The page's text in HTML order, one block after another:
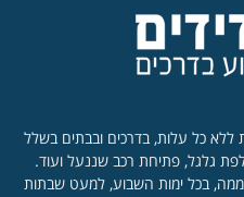
ללא כל עלות, בדרכים ובבתים בשלל
גלגל, פתיחת רכב שננעל ועוד.
לזולת 24 שעות ביממה, בכל ימות השבוע, למעט שבתות